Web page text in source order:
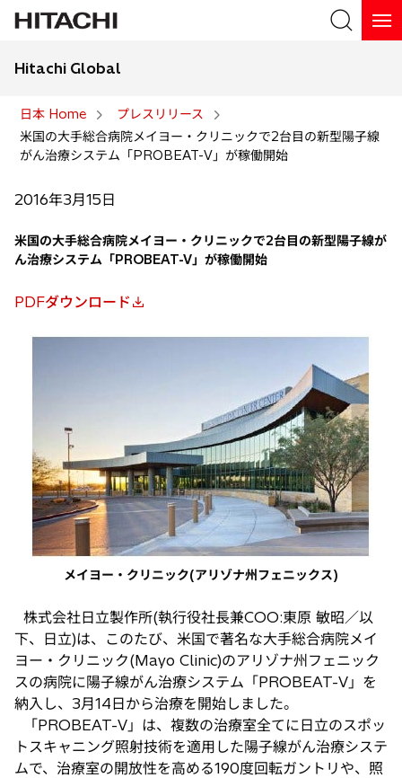
検索
Hitachi Global
日本 Home
プレスリリース
米国の大手総合病院メイヨー・クリニックで2台目の新型陽子線
がん治療システム「PROBEAT-V」が稼働開始
2016年3月15日
米国の大手総合病院メイヨー・クリニックで2台目の新型陽子線が
ん治療システム「PROBEAT-V」が稼働開始
PDFダウンロード
新
メイヨー・クリニック(アリゾナ州フェニックス)
株式会社日立製作所(執行役社長兼COO:東原 敏昭／以
下、日立)は、このたび、米国で著名な大手総合病院メイ
ヨー・クリニック(Mayo Clinic)のアリゾナ州フェニック
スの病院に陽子線がん治療システム「PROBEAT-V」を
納入し、3月14日から治療を開始しました。
「PROBEAT-V」は、複数の治療室全てに日立のスポッ
トスキャニング照射技術を適用した陽子線がん治療システ
ムで、治療室の開放性を高める190度回転ガントリや、照